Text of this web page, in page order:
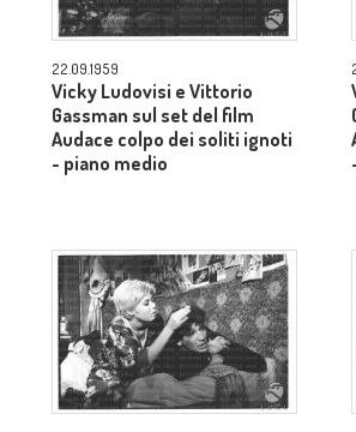
22.09.1959
Vicky Ludovisi e Vittorio
Gassman sul set del film
Audace colpo dei soliti ignoti
- piano medio